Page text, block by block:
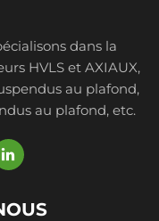
dans la
HVLS et AXIAUX,
au plafond,
au plafond, etc.